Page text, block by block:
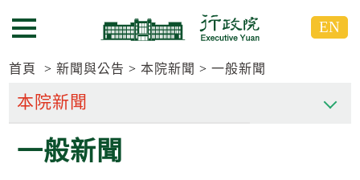
到
要
區
到
要
區
選單按鈕 EN
首頁 新聞與公告 本院新聞 一般新聞
一般新聞